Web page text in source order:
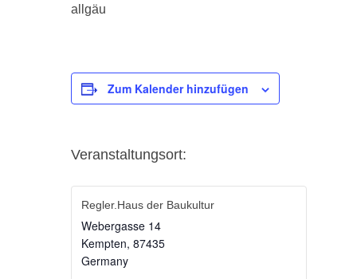
allgäu
Zum Kalender hinzufügen
Veranstaltungsort:
Regler.Haus der Baukultur
Webergasse 14
Kempten, 87435
Germany